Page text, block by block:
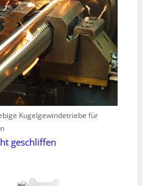
Kugelgewindetriebe für
geschliffen